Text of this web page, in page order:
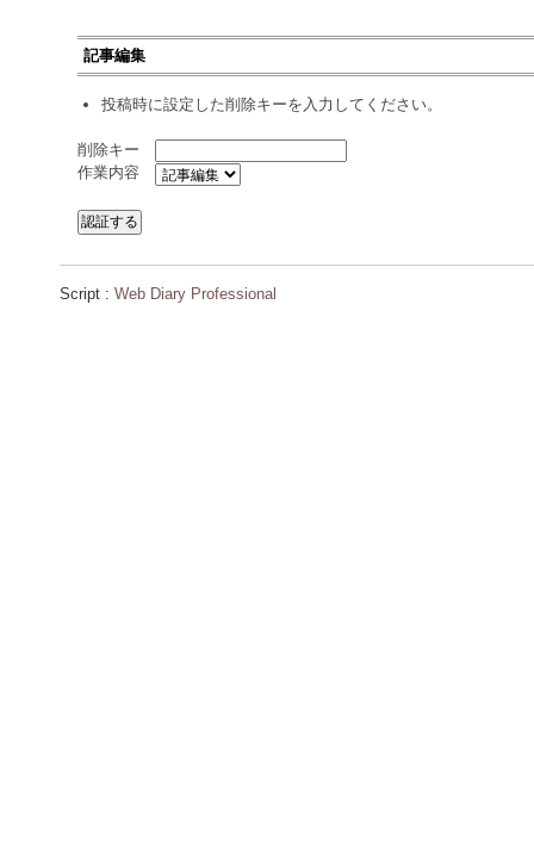
記事編集
投稿時に設定した削除キーを入力してください。
削除キー
作業内容
Script : Web Diary Professional